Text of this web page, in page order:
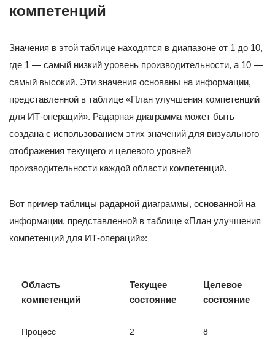
компетенций
Значения в этой таблице находятся в диапазоне от 1 до 10,
где 1 — самый низкий уровень производительности, а 10 —
самый высокий. Эти значения основаны на информации,
представленной в таблице «План улучшения компетенций
для ИТ-операций». Радарная диаграмма может быть
создана с использованием этих значений для визуального
отображения текущего и целевого уровней
производительности каждой области компетенций.
Вот пример таблицы радарной диаграммы, основанной на
информации, представленной в таблице «План улучшения
компетенций для ИТ-операций»:
Область
компетенций
Текущее
состояние
Целевое
состояние
Процесс 2 8